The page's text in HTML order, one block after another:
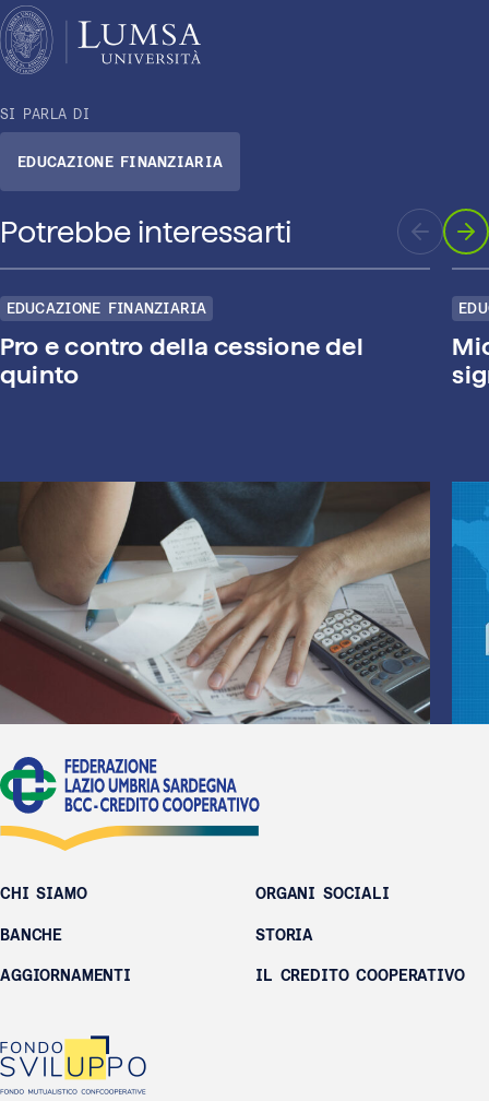
SI PARLA DI
EDUCAZIONE FINANZIARIA
Potrebbe interessarti
EDUCAZIONE FINANZIARIA
Pro e contro della cessione del
quinto
CHI SIAMO
BANCHE
AGGIORNAMENTI
ORGANI SOCIALI
STORIA
IL CREDITO COOPERATIVO